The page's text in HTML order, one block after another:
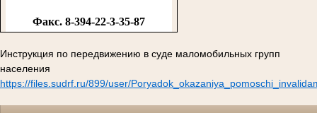
Факс. 8-394-22-3-35-87
Инструкция по передвижению в суде маломобильных групп
населения
https://files.sudrf.ru/899/user/